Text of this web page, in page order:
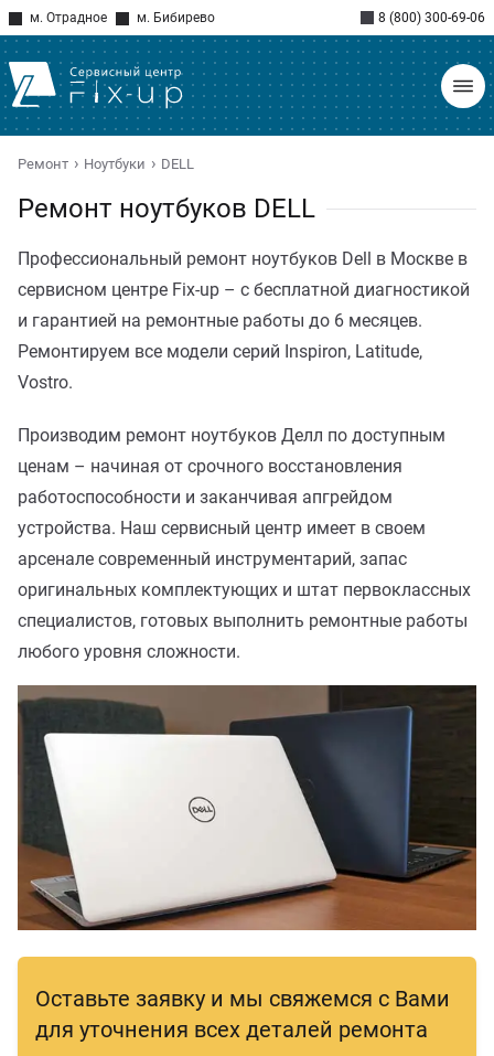
м. Отрадное м. Бибирево 8 (800) 300-69-06
Ремонт Ноутбуки DELL
Ремонт ноутбуков DELL
Профессиональный ремонт ноутбуков Dell в Москве в
сервисном центре Fix-up – с бесплатной диагностикой
и гарантией на ремонтные работы до 6 месяцев.
Ремонтируем все модели серий Inspiron, Latitude,
Vostro.
Производим ремонт ноутбуков Делл по доступным
ценам – начиная от срочного восстановления
работоспособности и заканчивая апгрейдом
устройства. Наш сервисный центр имеет в своем
арсенале современный инструментарий, запас
оригинальных комплектующих и штат первоклассных
специалистов, готовых выполнить ремонтные работы
любого уровня сложности.
Оставьте заявку и мы свяжемся с Вами
для уточнения всех деталей ремонта